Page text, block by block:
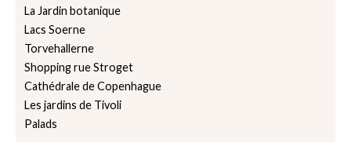
La Jardin botanique
Lacs Soerne
Torvehallerne
Shopping rue Stroget
Cathédrale de Copenhague
Les jardins de Tivoli
Palads